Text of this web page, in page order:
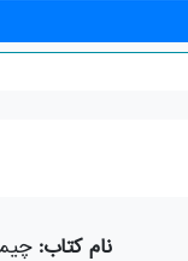
نام کتاب: